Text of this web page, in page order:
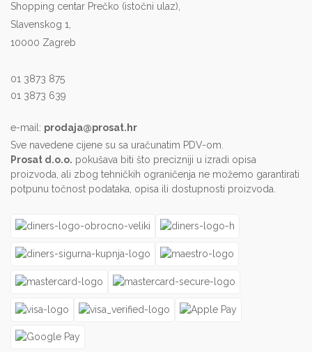
Shopping centar Prečko (istočni ulaz),
Slavenskog 1,
10000 Zagreb
01 3873 875
01 3873 639
e-mail: prodaja@prosat.hr
Sve navedene cijene su sa uračunatim PDV-om.
Prosat d.o.o. pokušava biti što precizniji u izradi opisa
proizvoda, ali zbog tehničkih ograničenja ne možemo garantirati
potpunu točnost podataka, opisa ili dostupnosti proizvoda.